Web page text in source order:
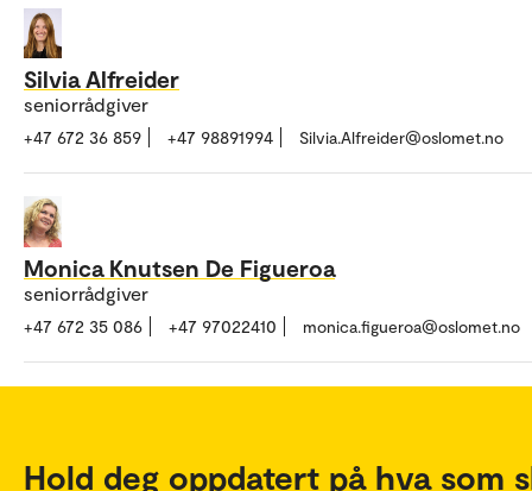
Silvia Alfreider
seniorrådgiver
+47 672 36 859 +47 98891994 Silvia.Alfreider@oslomet.no
Monica Knutsen De Figueroa
seniorrådgiver
+47 672 35 086 +47 97022410 monica.figueroa@oslomet.no
Hold deg oppdatert på hva som